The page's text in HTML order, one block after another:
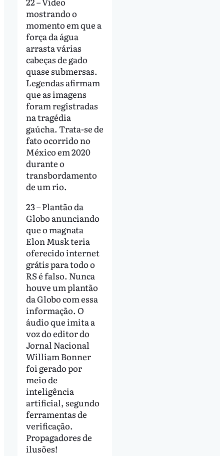
mostrando o
momento em que a
força da água
arrasta várias
cabeças de gado
quase submersas.
Legendas afirmam
que as imagens
foram registradas
na tragédia
gaúcha. Trata-se de
fato ocorrido no
México em 2020
durante o
transbordamento
de um rio.
23 – Plantão da
Globo anunciando
que o magnata
Elon Musk teria
oferecido internet
grátis para todo o
RS é falso. Nunca
houve um plantão
da Globo com essa
informação. O
áudio que imita a
voz do editor do
Jornal Nacional
William Bonner
foi gerado por
meio de
inteligência
artificial, segundo
ferramentas de
verificação.
Propagadores de
ilusões!